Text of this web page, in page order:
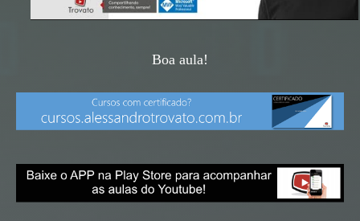
Boa aula!